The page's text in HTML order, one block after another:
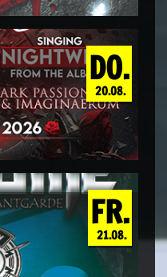
DO.
20.08.
FR.
21.08.